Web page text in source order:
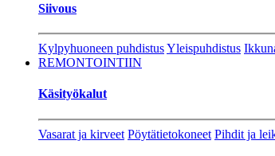
Siivous
Kylpyhuoneen puhdistusYleispuhdistus
REMONTOINTIIN
Käsityökalut
Vasarat ja kirveet Pöytätietokoneet Pihdit ja